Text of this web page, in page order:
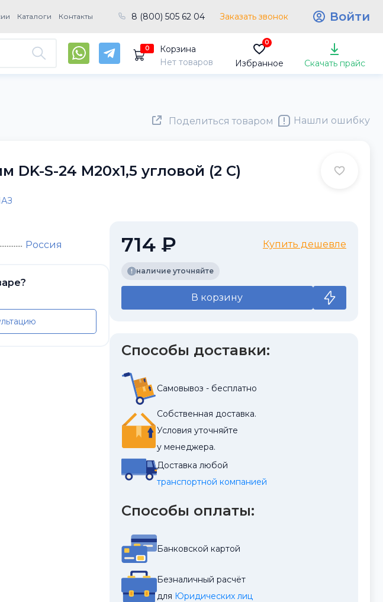
Каталоги Контакты 8 (800) 505 62 04 Заказать звонок Войти
0
Корзина
Нет товаров
0
Избранное Скачать прайс
Поделиться товаром Нашли ошибку
DK-S-24 М20х1,5 угловой (2 С)
Россия 714 ₽ Купить дешевле
наличие уточняйте
В корзину
Способы доставки:
Самовывоз - бесплатно
Собственная доставка.
Условия уточняйте
у менеджера.
Доставка любой
транспортной компанией
Способы оплаты:
Банковской картой
Безналичный расчёт
для Юридических лиц